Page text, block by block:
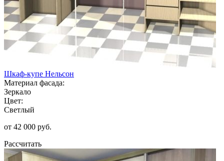
Шкаф-купе Нельсон
Материал фасада:
Зеркало
Цвет:
Светлый
от 42 000 руб.
Рассчитать